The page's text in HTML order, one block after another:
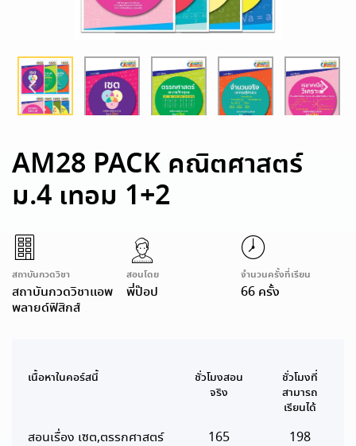
AM28 PACK คณิตศาสตร์
ม.4 เทอม 1+2
สถาบันกวดวิชา
สถาบันกวดวิชาแอพ
พลายด์ฟิสิกส์
สอนโดย
พี่ป๊อป
จำนวนครั้งที่เรียน
66 ครั้ง
เนื้อหาในคอร์สนี้
ชั่วโมงสอน
จริง
ชั่วโมงที่
สามารถ
เรียนได้
สอนเรื่อง เซต,ตรรกศาสตร์
165 198